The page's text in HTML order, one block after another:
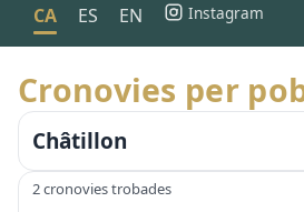
CA ES EN Instagram
Cronovies per
Châtillon
2 cronovies trobades